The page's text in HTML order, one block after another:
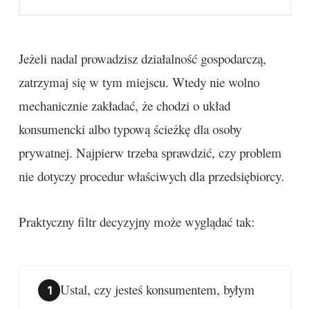
Jeżeli nadal prowadzisz działalność gospodarczą,
zatrzymaj się w tym miejscu. Wtedy nie wolno
mechanicznie zakładać, że chodzi o układ
konsumencki albo typową ścieżkę dla osoby
prywatnej. Najpierw trzeba sprawdzić, czy problem
nie dotyczy procedur właściwych dla przedsiębiorcy.
Praktyczny filtr decyzyjny może wyglądać tak:
Ustal, czy jesteś konsumentem, byłym